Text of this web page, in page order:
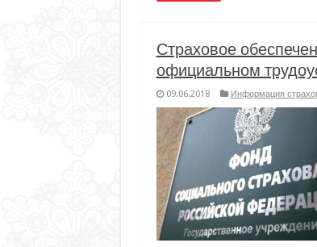
Страховое
официальном
09.06.2018 Информация